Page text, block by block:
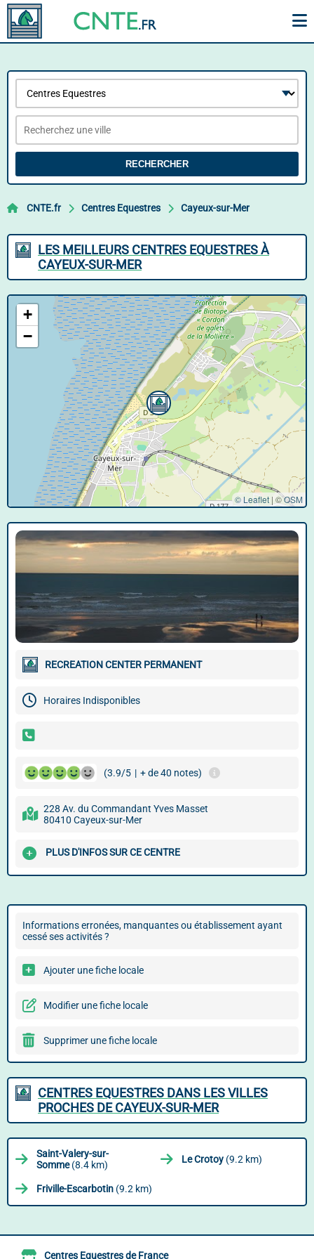
RECHERCHER
CNTE.fr Centres Equestres Cayeux-sur-Mer
LES MEILLEURS CENTRES EQUESTRES À
CAYEUX-SUR-MER
+
−
© Leaflet | ©OSM
RECREATION CENTER PERMANENT
Horaires Indisponibles
(3.9/5 | + de 40 notes)
228 Av. du Commandant Yves Masset
80410 Cayeux-sur-Mer
PLUS D'INFOS SUR CE CENTRE
Informations erronées, manquantes ou établissement ayant
cessé ses activités ?
Ajouter une fiche locale
Modifier une fiche locale
Supprimer une fiche locale
CENTRES EQUESTRES DANS LES VILLES
PROCHES DE CAYEUX-SUR-MER
Saint-Valery-sur-
Somme(8.4 km) Le Crotoy (9.2 km)
Friville-Escarbotin (9.2 km)
Centres Equestres de France